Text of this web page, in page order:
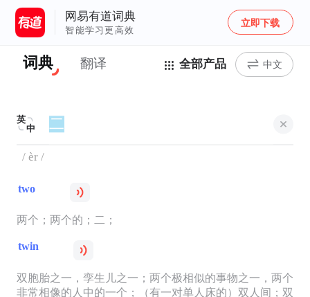
网易有道词典
智能学习更高效
立即下载
词典 翻译 全部产品 中文
英
中
/ èr /
two
两个；两个的；二；
twin
双胞胎之一，孪生儿之一；两个极相似的事物之一，两个
非常相像的人中的一个；（有一对单人床的）双人间；双